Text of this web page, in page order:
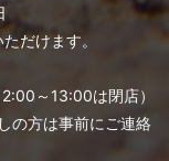
だけます。
～13:00は閉店）
の方は事前にご連絡